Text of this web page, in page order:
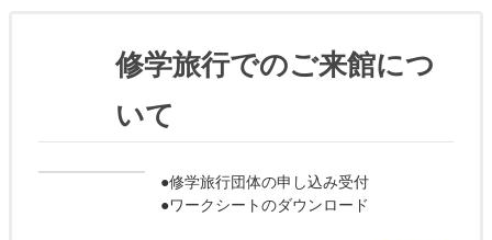
修学旅行でのご来館につ
いて
●修学旅行団体の申し込み受付
●ワークシートのダウンロード